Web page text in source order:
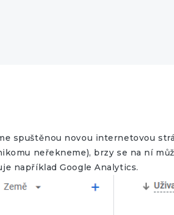
spuštěnou novou internetovou
neřekneme), brzy se na ní
například Google Analytics.